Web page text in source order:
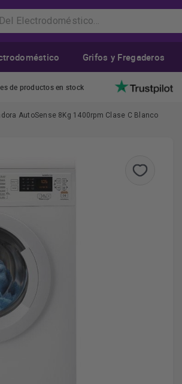
Grifos y Fregaderos
de productos en stock
AutoSense 8Kg 1400rpm Clase C Blanco